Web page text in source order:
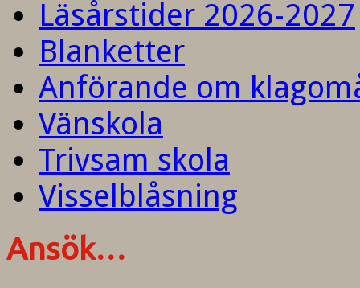
Läsårstider 2026-2027
Blanketter
Anförande om
Vänskola
Trivsam skola
Visselblåsning
Ansök…